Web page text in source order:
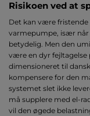
Risikoen ved at
Det kan være
varmepumpe, især når
betydelig. Men den
være en dyr fejltagelse
dimensioneret til
kompensere for den
systemet slet ikke
må supplere med el-
vil den øgede